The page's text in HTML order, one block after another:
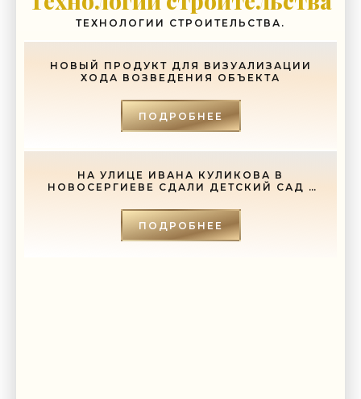
ТЕХНОЛОГИИ СТРОИТЕЛЬСТВА.
НОВЫЙ ПРОДУКТ ДЛЯ ВИЗУАЛИЗАЦИИ
ХОДА ВОЗВЕДЕНИЯ ОБЪЕКТА
ПОДРОБНЕЕ
НА УЛИЦЕ ИВАНА КУЛИКОВА В
НОВОСЕРГИЕВЕ СДАЛИ ДЕТСКИЙ САД -
ПОДРОБНЕЕ